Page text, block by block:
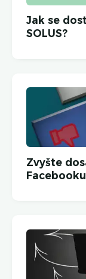
Jak se
SOLUS?
Zvyšte